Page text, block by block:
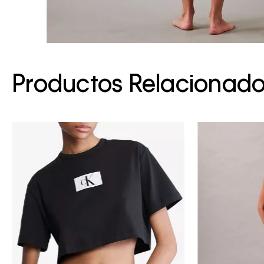
Productos